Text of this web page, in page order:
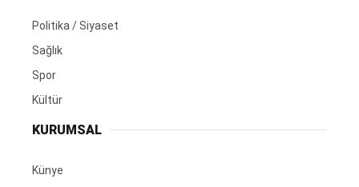
Politika / Siyaset
Sağlık
Spor
Kültür
KURUMSAL
Künye